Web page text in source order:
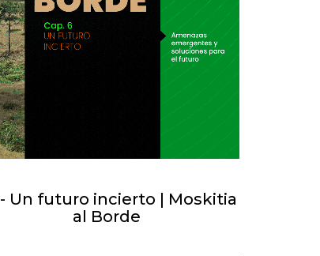
Un futuro incierto | Moskitia
al Borde